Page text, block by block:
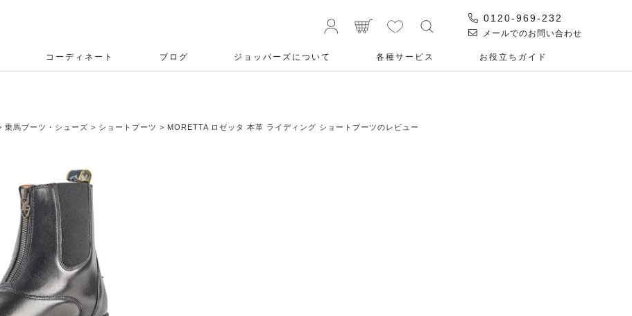
0120-969-232
メールでのお問い合わせ
コーディネート ブログ ジョッパーズについて 各種サービス お役⽴ちガイド
乗馬ブーツ・シューズ ショートブーツ MORETTA ロゼッタ 本革 ライディング ショートブーツのレビュー